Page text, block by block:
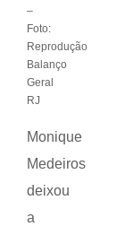
–
Foto:
Reprodução
Balanço
Geral
RJ
Monique
Medeiros
deixou
a